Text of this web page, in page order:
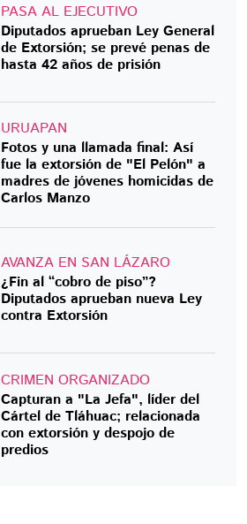
PASA AL EJECUTIVO
Diputados aprueban Ley General
de Extorsión; se prevé penas de
hasta 42 años de prisión
URUAPAN
Fotos y una llamada final: Así
fue la extorsión de "El Pelón" a
madres de jóvenes homicidas de
Carlos Manzo
AVANZA EN SAN LÁZARO
¿Fin al “cobro de piso”?
Diputados aprueban nueva Ley
contra Extorsión
CRIMEN ORGANIZADO
Capturan a "La Jefa", líder del
Cártel de Tláhuac; relacionada
con extorsión y despojo de
predios